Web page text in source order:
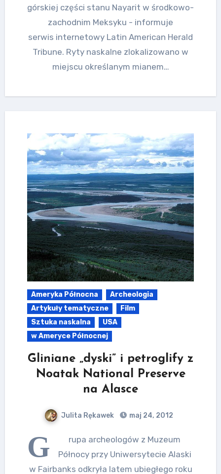
górskiej części stanu Nayarit w środkowo-
zachodnim Meksyku - informuje
serwis internetowy Latin American Herald
Tribune. Ryty naskalne zlokalizowano w
miejscu określanym mianem…
Ameryka Północna
Archeologia
Artykuły tematyczne
Film
Sztuka naskalna
USA
w Ameryce Północnej
Gliniane „dyski” i petroglify z
Noatak National Preserve
na Alasce
Julita Rękawek maj 24, 2012
G
rupa archeologów z Muzeum
Północy przy Uniwersytecie Alaski
w Fairbanks odkryła latem ubiegłego roku